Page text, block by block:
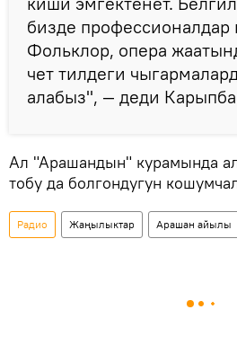
бизде профессионалдар
Фольклор, опера
чет тилдеги
алабыз", — деди
Ал "Арашандын" курамында
тобу да болгондугун
Радио Жаңылыктар Арашан айылы